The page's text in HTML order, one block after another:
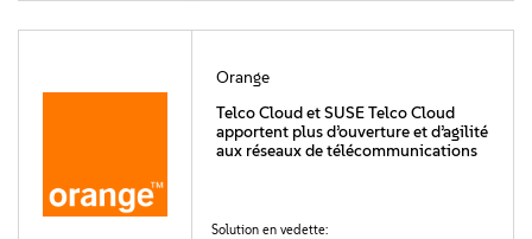
Orange
Telco Cloud et SUSE Telco Cloud
apportent plus d’ouverture et d’agilité
aux réseaux de télécommunications
Solution en vedette: